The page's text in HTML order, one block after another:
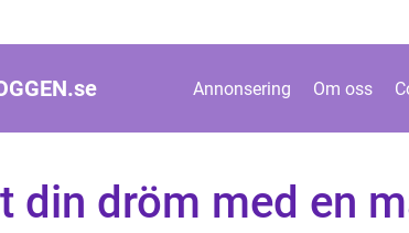
se Annonsering Om oss
din dröm med en